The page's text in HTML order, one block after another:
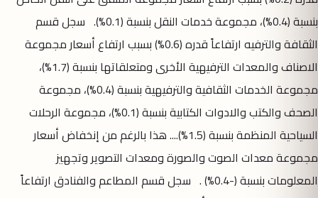
بنسبة (0.4%)، مجموعة خدمات النقل بنسبة (0.1%). سجل قسم
الثقافة والترفيه ارتفاعاً قدره (0.6%) بسبب ارتفاع أسعار مجموعة
الاصناف والمعدات الترفيهية الأخرى ومتعلقاتها بنسبة (1.7%)،
مجموعة الخدمات الثقافية والترفيهية بنسبة (0.4%)، مجموعة
الصحف والكتب والادوات الكتابية بنسبة (0.1%)، مجموعة الرحلات
السياحية المنظمة بنسبة (1.5%).... هذا بالرغم من إنخفاض أسعار
مجموعة معدات الصوت والصورة ومعدات التصوير وتجهيز
المعلومات بنسبة (-0.4%) . سجل قسم المطاعم والفنادق ارتفاعاً